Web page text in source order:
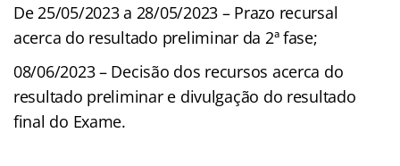
De 25/05/2023 a 28/05/2023 – Prazo recursal
acerca do resultado preliminar da 2ª fase;
08/06/2023 – Decisão dos recursos acerca do
resultado preliminar e divulgação do resultado
final do Exame.